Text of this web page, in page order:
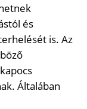
és
is. Az
Általában